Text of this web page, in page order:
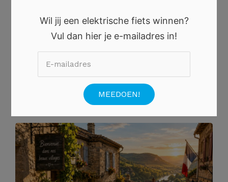
4 AUGUSTUS 2026
Ontdek de Charme van de Franse Dorpen tijdens de
Wil jij een elektrische fiets winnen?
Vul dan hier je e-mailadres in!